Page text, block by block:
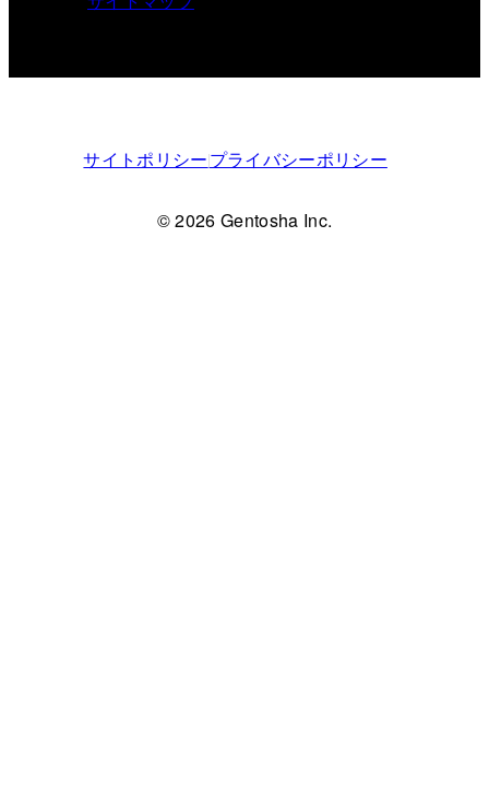
サイトポリシープライバシーポリシー
© 2026 Gentosha Inc.